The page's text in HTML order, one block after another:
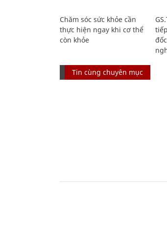
Chăm sóc sức khỏe cần
thực hiện ngay khi cơ thể
còn khỏe
Tin cùng chuyên mục